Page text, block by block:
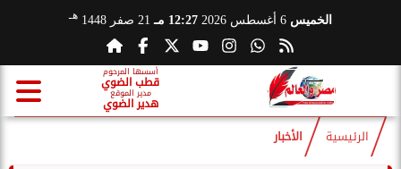
الخميس 12:27 مـ 21 صفر 1448 هـ
أسسها المرحوم
قطب الضوي
مدير الموقع
هدير الضوي
الرئيسية الأخبار